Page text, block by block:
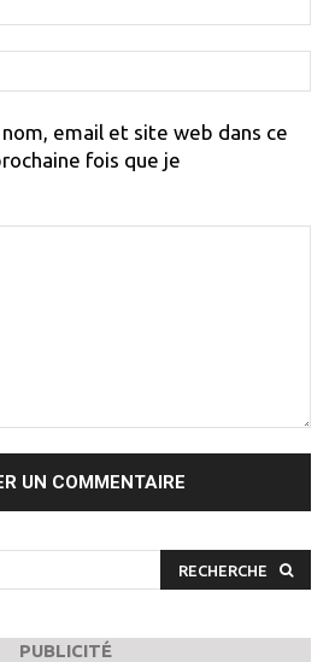
:
:
email et site web dans ce
fois que je
RECHERCHE
PUBLICITÉ